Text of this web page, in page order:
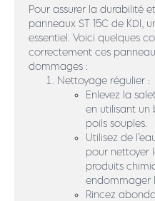
Pour assurer la durabilité
panneaux ST 15C de KDI,
essentiel. Voici quelques
correctement ces
dommages :
Nettoyage régulier :
Enlevez la
en utilisant un
poils souples.
Utilisez de
pour nettoyer
produits
endommager
Rincez